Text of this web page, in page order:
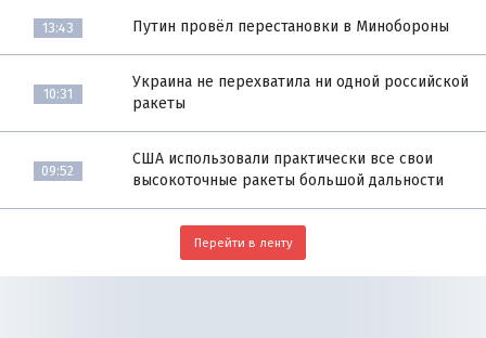
13:43 Путин провёл перестановки в Минобороны
10:31
Украина не перехватила ни одной российской
ракеты
09:52
США использовали практически все свои
высокоточные ракеты большой дальности
Перейти в ленту